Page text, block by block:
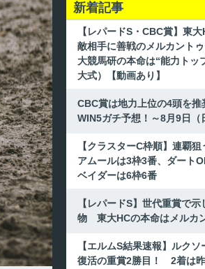
新着記事
【レパードS・CBC賞】東
敵相手に善戦のメルカント
大競馬研の本命は“能力トッ
大式）【動画あり】
CBC賞は地力上位の4頭を
WIN5ガチ予想！～8月9日（
【クラスターC枠順】連覇
アムールは3枠3番、ダート
ベイダーは6枠6番
【レパードS】世代重賞で
物 東大HCの本命はメルカ
【エルムS結果速報】ルク
復活の重賞2勝目！ 2着は